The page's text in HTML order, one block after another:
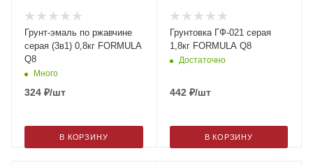
Грунт-эмаль по ржавчине
серая (3в1) 0,8кг FORMULA
Q8
Много
324 ₽/шт
В КОРЗИНУ
Грунтовка ГФ-021 серая
1,8кг FORMULA Q8
Достаточно
442 ₽/шт
В КОРЗИНУ